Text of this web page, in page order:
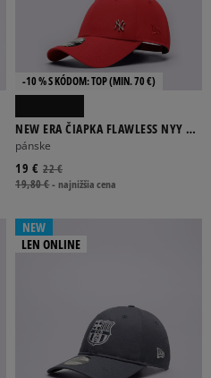
-10 % S KÓDOM: TOP (MIN. 70 €)
NEW ERA ČIAPKA FLAWLESS NYY NY
YANKEES SCA
pánske
22 €
19 €
19,80 €-najnižšia cena
NEW
LEN ONLINE